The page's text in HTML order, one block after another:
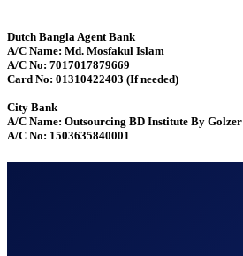
Dutch Bangla Agent Bank
A/C Name: Md. Mosfakul Islam
A/C No: 7017017879669
Card No: 01310422403 (If needed)
City Bank
A/C Name: Outsourcing BD Institute By Golzer
A/C No: 1503635840001